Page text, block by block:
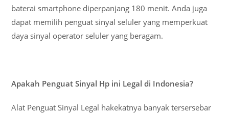
baterai smartphone diperpanjang 180 menit. Anda juga
dapat memilih penguat sinyal seluler yang memperkuat
daya sinyal operator seluler yang beragam.
Apakah Penguat Sinyal Hp ini Legal di Indonesia?
Alat Penguat Sinyal Legal hakekatnya banyak tersersebar